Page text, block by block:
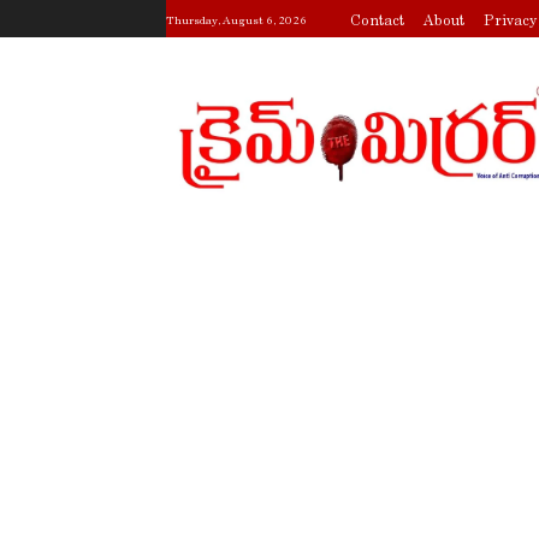
Thursday, August 6, 2026 Contact About Privacy